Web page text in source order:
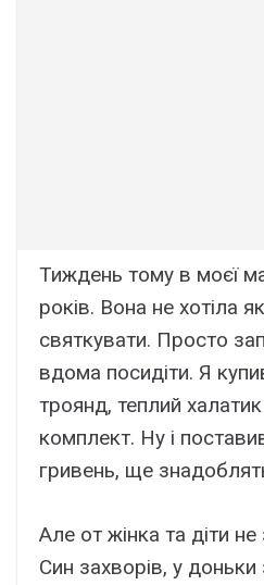
Тиждень тому в моєї
років. Вона не хотіла
святкувати. Просто
вдома посидіти. Я
троянд, теплий
комплект. Ну і
гривень, ще
Але от жінка та діти не
Син захворів, у